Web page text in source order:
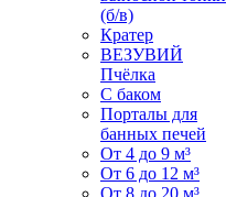
(б/в)
Кратер
ВЕЗУВИЙ
Пчёлка
С баком
Порталы для
банных печей
От 4 до 9 м³
От 6 до 12 м³
От 8 до 20 м³